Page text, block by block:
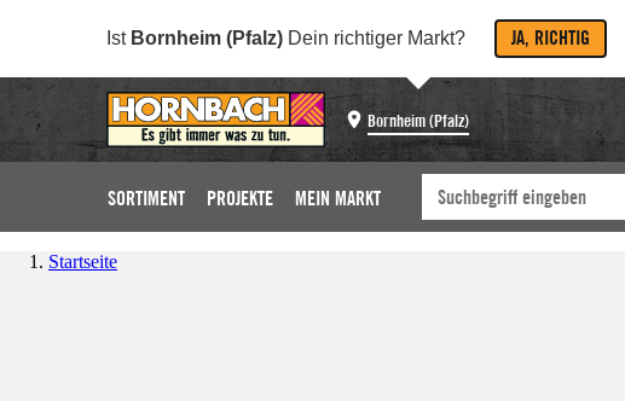
Ist Bornheim (Pfalz) Dein richtiger Markt? JA, RICHTIG
Bornheim (Pfalz)
SORTIMENT PROJEKTE MEIN MARKT
Startseite